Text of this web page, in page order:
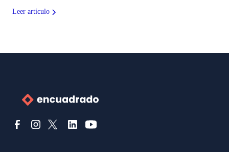
Leer artículo